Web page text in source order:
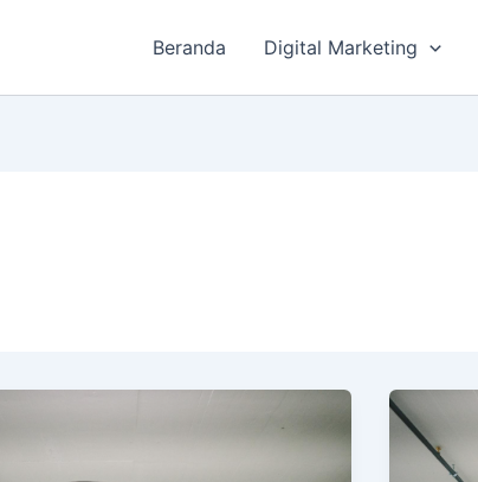
Beranda Digital Marketing